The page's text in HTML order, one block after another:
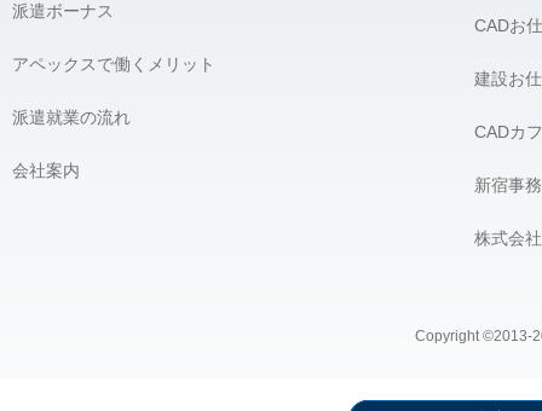
派遣ボーナス
アペックスで働くメリット
派遣就業の流れ
会社案内
CADお
建設お
CADカ
新宿事
株式会
Copyright ©2013-